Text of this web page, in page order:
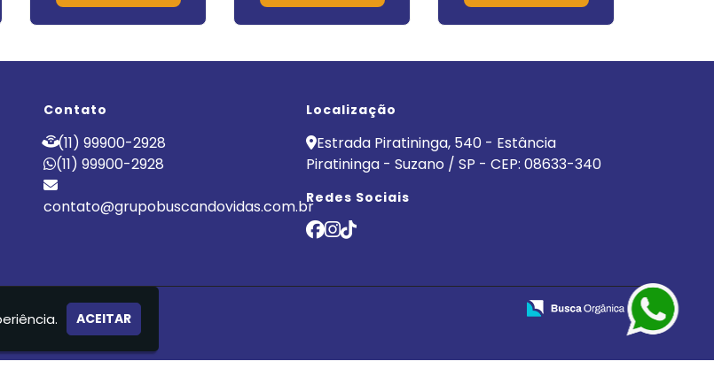
Contato
(11) 99900-2928
(11) 99900-2928
contato@grupobuscandovidas.com.br
Localização
Estrada Piratininga, 540 - Estância
Piratininga - Suzano / SP - CEP: 08633-340
Redes Sociais
ACEITAR